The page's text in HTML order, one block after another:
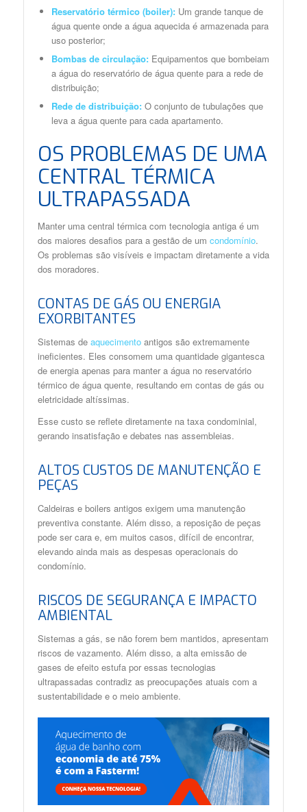
Reservatório térmico(boiler):Um grande tanque de
água quente onde a água aquecida é armazenada para
uso posterior;
Bombas de circulação:Equipamentos que bombeiam
a água do reservatório de água quente para a rede de
distribuição;
Rede de distribuição:O conjunto de tubulações que
leva a água quente para cada apartamento.
OS PROBLEMAS DE UMA
CENTRAL TÉRMICA
ULTRAPASSADA
Manter uma central térmica com tecnologia antiga é um
dos maiores desafios para a gestão de um condomínio.
Os problemas são visíveis e impactam diretamente a vida
dos moradores.
CONTAS DE GÁS OU ENERGIA
EXORBITANTES
Sistemas de aquecimentoantigos são extremamente
ineficientes. Eles consomem uma quantidade gigantesca
de energia apenas para manter a água no reservatório
térmico de água quente, resultando em contas de gás ou
eletricidade altíssimas.
Esse custo se reflete diretamente na taxa condominial,
gerando insatisfação e debates nas assembleias.
ALTOS CUSTOS DE MANUTENÇÃO E
PEÇAS
Caldeiras e boilers antigos exigem uma manutenção
preventiva constante. Além disso, a reposição de peças
pode ser cara e, em muitos casos, difícil de encontrar,
elevando ainda mais as despesas operacionais do
condomínio.
RISCOS DE SEGURANÇA E IMPACTO
AMBIENTAL
Sistemas a gás, se não forem bem mantidos, apresentam
riscos de vazamento. Além disso, a alta emissão de
gases de efeito estufa por essas tecnologias
ultrapassadas contradiz as preocupações atuais com a
sustentabilidade e o meio ambiente.